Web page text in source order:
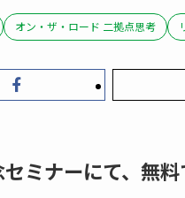
オン・ザ・ロード 二拠点思考
ミナーにて、無料